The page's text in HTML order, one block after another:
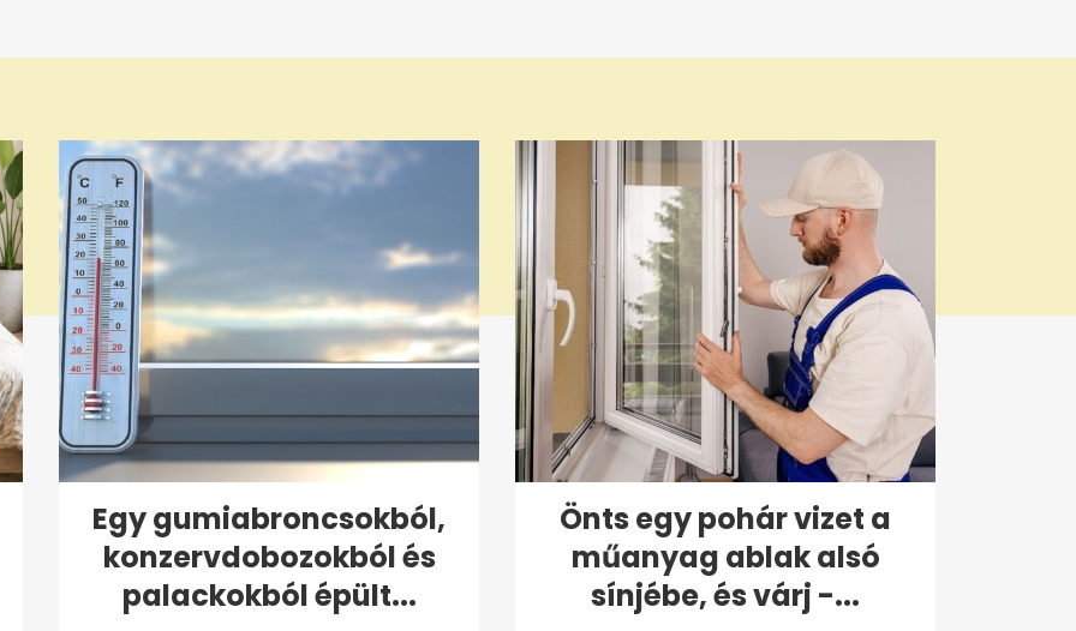
Egy gumiabroncsokból,
konzervdobozokból és
palackokból épült...
Önts egy pohár vizet a
műanyag ablak alsó
sínjébe, és várj -...